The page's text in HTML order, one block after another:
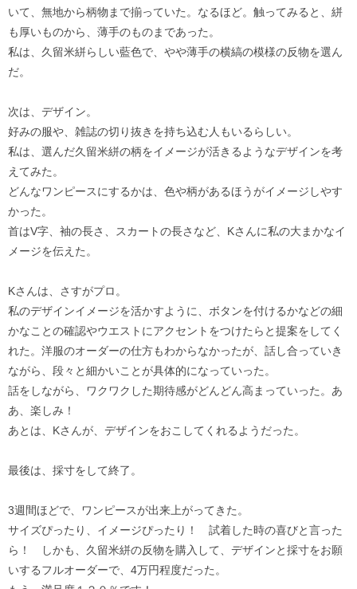
いて、無地から柄物まで揃っていた。なるほど。触ってみると、絣
も厚いものから、薄手のものまであった。
私は、久留米絣らしい藍色で、やや薄手の横縞の模様の反物を選ん
だ。
次は、デザイン。
好みの服や、雑誌の切り抜きを持ち込む人もいるらしい。
私は、選んだ久留米絣の柄をイメージが活きるようなデザインを考
えてみた。
どんなワンピースにするかは、色や柄があるほうがイメージしやす
かった。
首はV字、袖の長さ、スカートの長さなど、Kさんに私の大まかなイ
メージを伝えた。
Kさんは、さすがプロ。
私のデザインイメージを活かすように、ボタンを付けるかなどの細
かなことの確認やウエストにアクセントをつけたらと提案をしてく
れた。洋服のオーダーの仕方もわからなかったが、話し合っていき
ながら、段々と細かいことが具体的になっていった。
話をしながら、ワクワクした期待感がどんどん高まっていった。あ
あ、楽しみ！
あとは、Kさんが、デザインをおこしてくれるようだった。
最後は、採寸をして終了。
3週間ほどで、ワンピースが出来上がってきた。
サイズぴったり、イメージぴったり！ 試着した時の喜びと言った
ら！ しかも、久留米絣の反物を購入して、デザインと採寸をお願
いするフルオーダーで、4万円程度だった。